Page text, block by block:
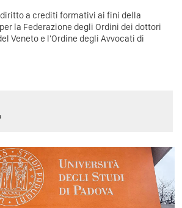
a crediti formativi ai fini della
la Federazione degli Ordini dei dottori
Veneto e l'Ordine degli Avvocati di